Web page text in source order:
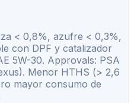
< 0,8%, azufre < 0,3%,
con DPF y catalizador
5W-30. Approvals: PSA
Menor HTHS (> 2,6
mayor consumo de